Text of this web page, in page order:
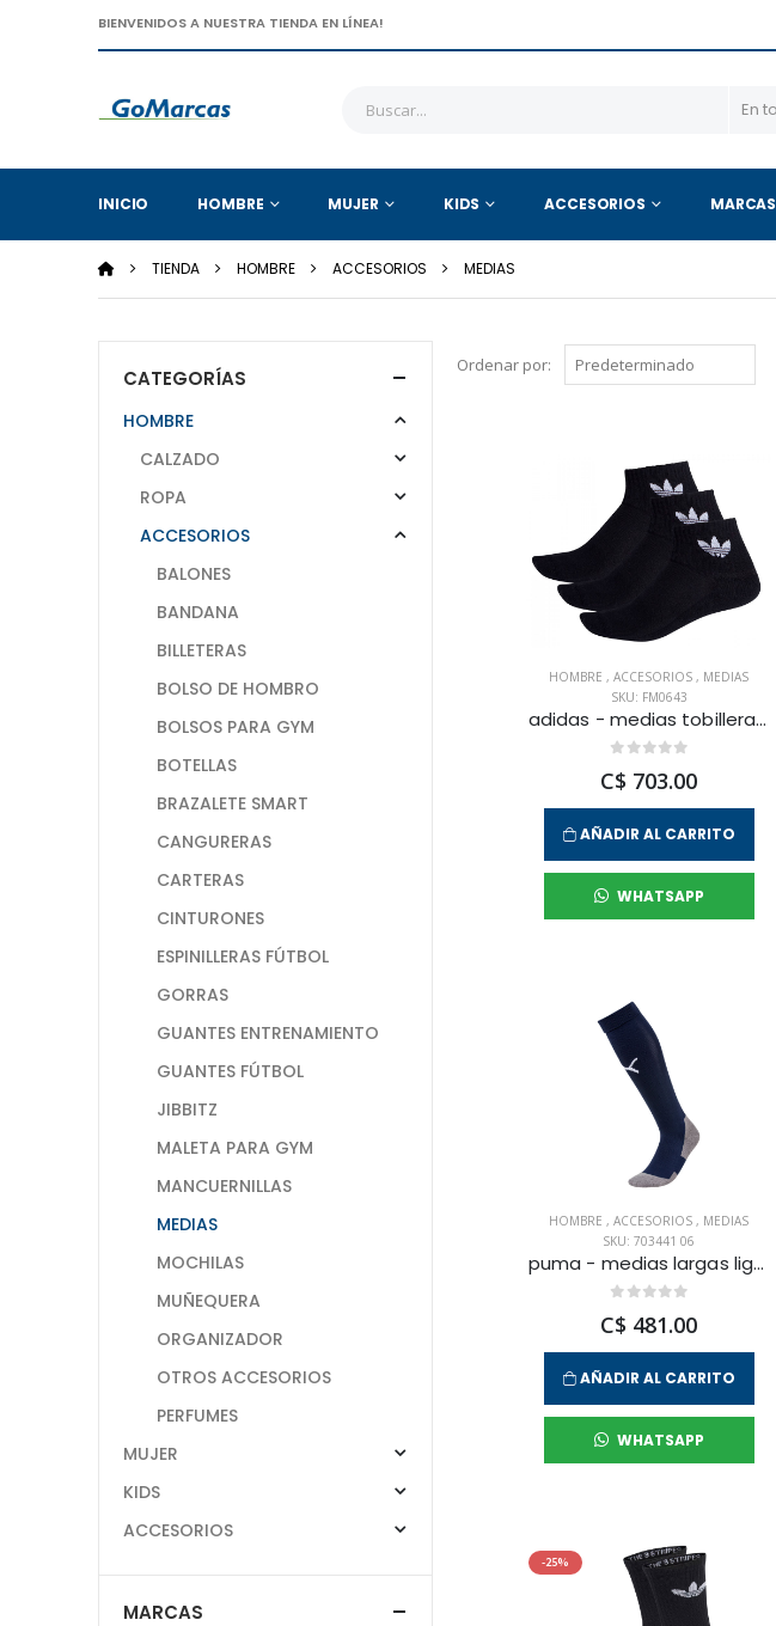
BIENVENIDOS A NUESTRA TIENDA EN LÍNEA!
INICIO HOMBRE MUJER KIDS ACCESORIOS MARCAS
TIENDA HOMBRE ACCESORIOS MEDIAS
Ordenar por:
HOMBRE,ACCESORIOS, MEDIAS
SKU: FM0643
adidas - medias tobilleras 1/4 socks 3p para hombre
C$ 703.00
AÑADIR AL CARRITO
WHATSAPP
HOMBRE,ACCESORIOS, MEDIAS
SKU: 703441 06
puma - medias largas liga core para hombre
C$ 481.00
AÑADIR AL CARRITO
WHATSAPP
-25%
CATEGORÍAS
HOMBRE
CALZADO
ROPA
ACCESORIOS
BALONES
BANDANA
BILLETERAS
BOLSO DE HOMBRO
BOLSOS PARA GYM
BOTELLAS
BRAZALETE SMART
CANGURERAS
CARTERAS
CINTURONES
ESPINILLERAS FÚTBOL
GORRAS
GUANTES ENTRENAMIENTO
GUANTES FÚTBOL
JIBBITZ
MALETA PARA GYM
MANCUERNILLAS
MEDIAS
MOCHILAS
MUÑEQUERA
ORGANIZADOR
OTROS ACCESORIOS
PERFUMES
MUJER
KIDS
ACCESORIOS
MARCAS